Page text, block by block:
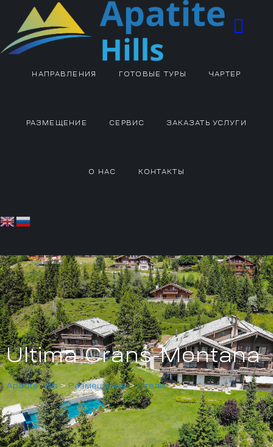
НАПРАВЛЕНИЯ ГОТОВЫЕ ТУРЫ ЧАРТЕР
РАЗМЕЩЕНИЕ СЕРВИС ЗАКАЗАТЬ УСЛУГИ
О НАС КОНТАКТЫ
Ultima Crans-Montana
Apatite Hills>Размещение>Отели>